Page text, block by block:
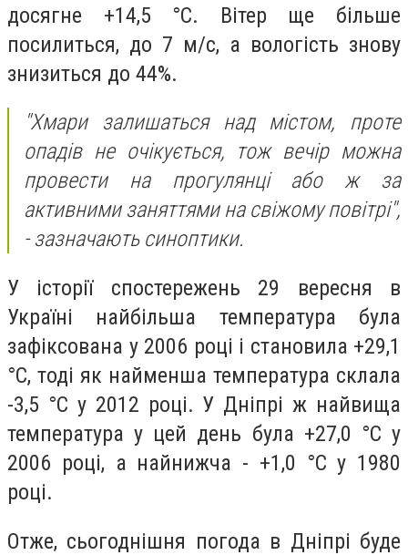
досягне +14,5 °С. Вітер ще більше
посилиться, до 7 м/с, а вологість знову
знизиться до 44%.
"Хмари залишаться над містом, проте
опадів не очікується, тож вечір можна
провести на прогулянці або ж за
активними заняттями на свіжому повітрі",
-зазначають синоптики.
У історії спостережень 29 вересня в
Україні найбільша температура була
зафіксована у 2006 році і становила +29,1
°С, тоді як найменша температура склала
-3,5 °С у 2012 році. У Дніпрі ж найвища
температура у цей день була +27,0 °С у
2006 році, а найнижча - +1,0 °С у 1980
році.
Отже, сьогоднішня погода в Дніпрі буде